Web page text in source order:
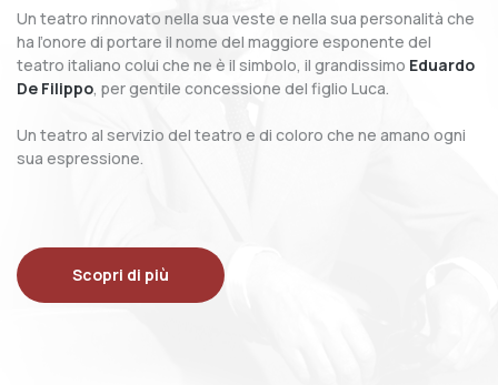
Un teatro rinnovato nella sua veste e nella sua personalità che
ha l’onore di portare il nome del maggiore esponente del
teatro italiano colui che ne è il simbolo, il grandissimo Eduardo
De Filippo, per gentile concessione del figlio Luca.
Un teatro al servizio del teatro e di coloro che ne amano ogni
sua espressione.
Scopri di più